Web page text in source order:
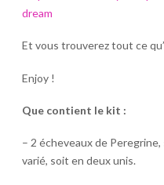
dream
Et vous trouverez tout ce
Enjoy !
Que contient le kit :
– 2 écheveaux de
varié, soit en deux unis.